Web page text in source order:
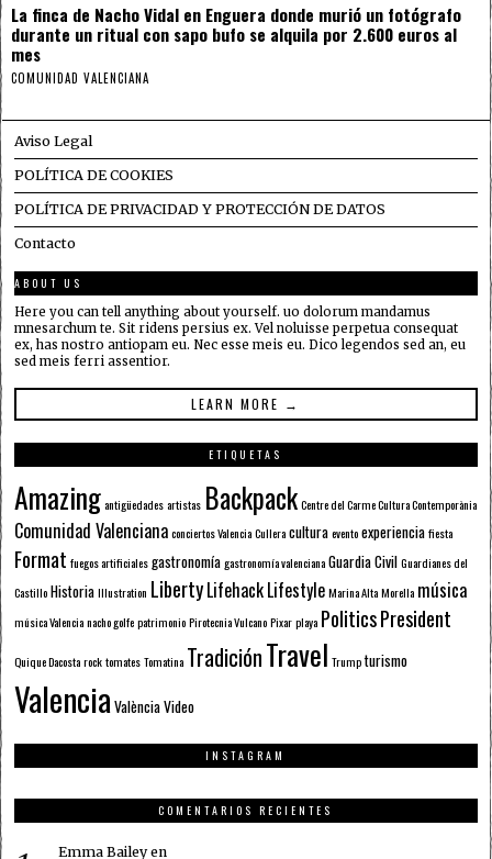
La finca de Nacho Vidal en Enguera donde murió un fotógrafo
durante un ritual con sapo bufo se alquila por 2.600 euros al
mes
COMUNIDAD VALENCIANA
Aviso Legal
POLÍTICA DE COOKIES
POLÍTICA DE PRIVACIDAD Y PROTECCIÓN DE DATOS
Contacto
ABOUT US
Here you can tell anything about yourself. uo dolorum mandamus
mnesarchum te. Sit ridens persius ex. Vel noluisse perpetua consequat
ex, has nostro antiopam eu. Nec esse meis eu. Dico legendos sed an, eu
sed meis ferri assentior.
LEARN MORE →
ETIQUETAS
Amazing antigüedades artistas Backpack Centre del Carme Cultura Contemporània
Comunidad Valenciana conciertos Valencia Cullera cultura evento experiencia fiesta
Format fuegos artificiales gastronomía gastronomía valenciana Guardia Civil Guardianes del
Castillo Historia Illustration LibertyLifehackLifestyle Marina Alta Morella música
música Valencia nacho golfe patrimonio Pirotecnia Vulcano Pixar playa PoliticsPresident
Quique Dacosta rock tomates Tomatina TradiciónTravel Trump turismo
Valencia ValènciaVideo
INSTAGRAM
COMENTARIOS RECIENTES
Emma Baileyen